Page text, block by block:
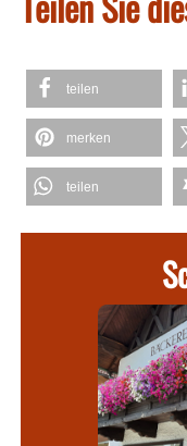
teilen
merken
teilen